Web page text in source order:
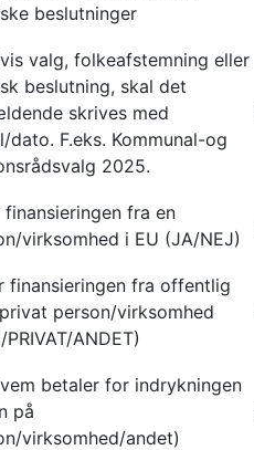
beslutninger
valg, folkeafstemning eller
beslutning, skal det
skrives med
dato. F.eks. Kommunal-og
2025.
finansieringen fra en
virksomhed i EU (JA/NEJ)
finansieringen fra offentlig
person/virksomhed
PRIVAT/ANDET)
betaler for indrykningen
på
virksomhed/andet)